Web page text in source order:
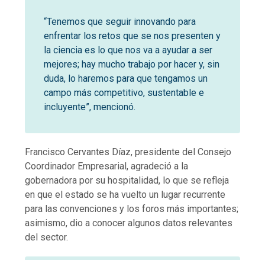
“Tenemos que seguir innovando para
enfrentar los retos que se nos presenten y
la ciencia es lo que nos va a ayudar a ser
mejores; hay mucho trabajo por hacer y, sin
duda, lo haremos para que tengamos un
campo más competitivo, sustentable e
incluyente”, mencionó.
Francisco Cervantes Díaz, presidente del Consejo
Coordinador Empresarial, agradeció a la
gobernadora por su hospitalidad, lo que se refleja
en que el estado se ha vuelto un lugar recurrente
para las convenciones y los foros más importantes;
asimismo, dio a conocer algunos datos relevantes
del sector.